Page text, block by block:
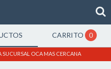
CARRITO 0
SUCURSAL OCA MAS CERCANA